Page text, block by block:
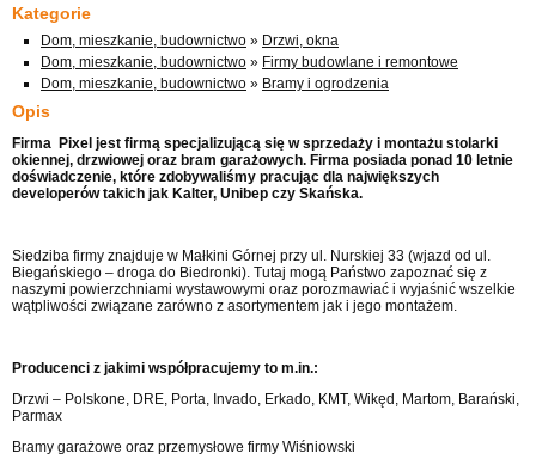
Kategorie
Dom, mieszkanie, budownictwo » Drzwi, okna
Dom, mieszkanie, budownictwo » Firmy budowlane i remontowe
Dom, mieszkanie, budownictwo » Bramy i ogrodzenia
Opis
Firma Pixel jest firmą specjalizującą się w sprzedaży i montażu stolarki
okiennej, drzwiowej oraz bram garażowych. Firma posiada ponad 10 letnie
doświadczenie, które zdobywaliśmy pracując dla największych
developerów takich jak Kalter, Unibep czy Skańska.
Siedziba firmy znajduje w Małkini Górnej przy ul. Nurskiej 33 (wjazd od ul.
Biegańskiego – droga do Biedronki). Tutaj mogą Państwo zapoznać się z
naszymi powierzchniami wystawowymi oraz porozmawiać i wyjaśnić wszelkie
wątpliwości związane zarówno z asortymentem jak i jego montażem.
Producenci z jakimi współpracujemy to m.in.:
Drzwi – Polskone, DRE, Porta, Invado, Erkado, KMT, Wikęd, Martom, Barański,
Parmax
Bramy garażowe oraz przemysłowe firmy Wiśniowski